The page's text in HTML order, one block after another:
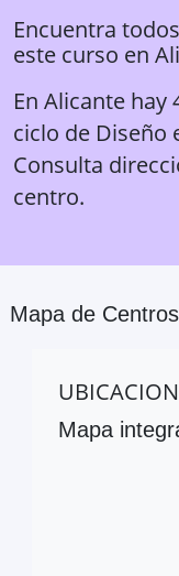
Encuentra
este curso en
En Alicante
ciclo de Diseño
Consulta
centro.
Mapa de
Mapa